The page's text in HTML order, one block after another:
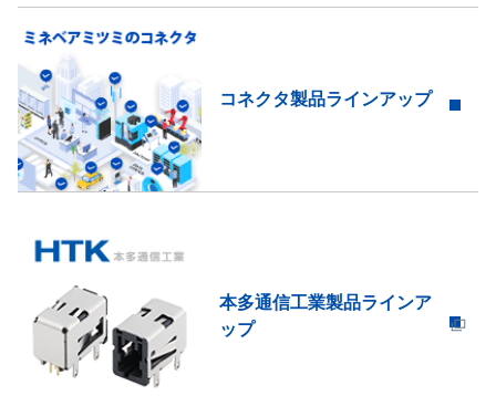
コネクタ製品ラインアップ
本多通信工業製品ラインア
ップ